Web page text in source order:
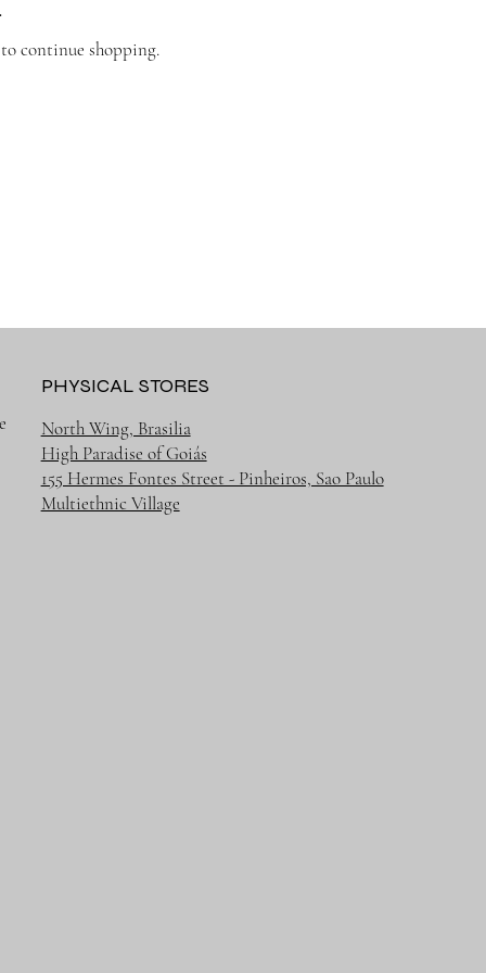
continue shopping.
North Wing, Brasilia
High Paradise of Goiás
155 Hermes Fontes Street - Pinheiros, Sao Paulo
Multiethnic Village
PHYSICAL STORES